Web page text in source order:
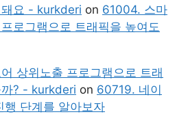
돼요 - kurkderi on 61004. 스마
로그램으로 트래픽을 높여도
상위노출 프로그램으로 트래
까? - kurkderi on 60719. 네이
행 단계를 알아보자